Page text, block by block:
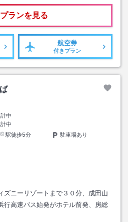
ランを見る
航空券
付きプラン
中
中
駅徒歩5分
駐車場あり
ズニーリゾートまで３０分、成田山
行高速バス始発がホテル前発、房総